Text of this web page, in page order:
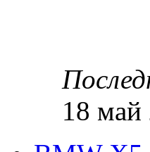
18 май